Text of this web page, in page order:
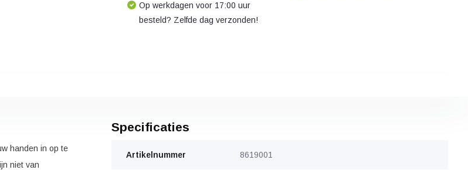
Op werkdagen voor 17:00 uur
besteld? Zelfde dag verzonden!
handen in op te
niet van
Specificaties
Artikelnummer 8619001